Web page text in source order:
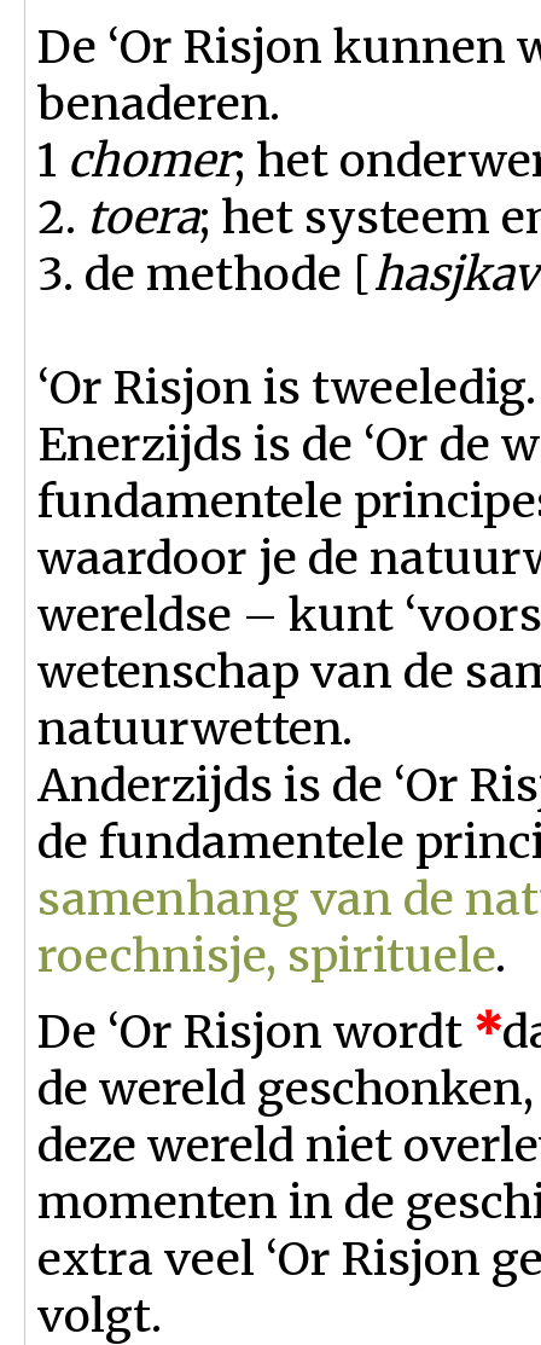
De ‘Or Risjon kunnen
benaderen.
1 chomer; het
2. toera; het systeem
3. de methode [
‘Or Risjon is tweeledig.
Enerzijds is de ‘Or de
fundamentele
waardoor je de
wereldse – kunt
wetenschap van de
natuurwetten.
Anderzijds is de ‘Or
de fundamentele
samenhang van de
roechnisje, spirituele.
De ‘Or Risjon wordt *
de wereld
deze wereld niet
momenten in de
extra veel ‘Or Risjon
volgt.